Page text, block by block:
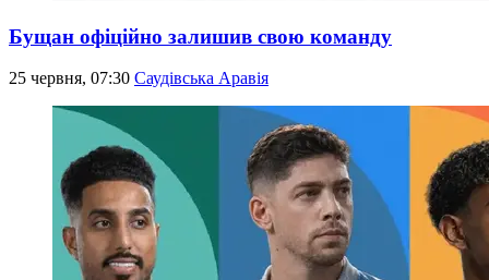
Бущан офіційно залишив свою команду
25 червня, 07:30 Саудівська Аравія